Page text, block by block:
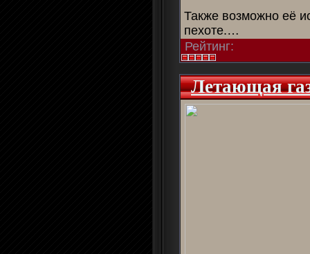
Также возможно её
пехоте.…
Рейтинг:
Летающая